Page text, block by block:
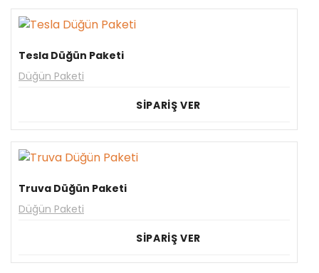
Tesla Düğün Paketi
Düğün Paketi
SİPARİŞ VER
Truva Düğün Paketi
Düğün Paketi
SİPARİŞ VER